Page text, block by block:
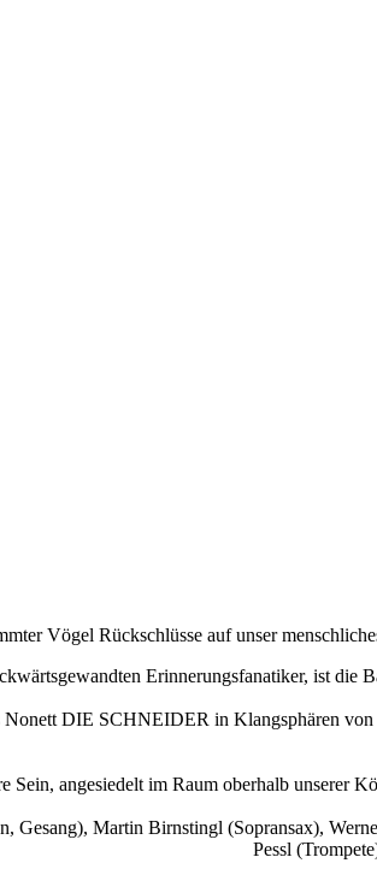
Vögel Rückschlüsse auf unser
Erinnerungsfanatiker, ist
DIE SCHNEIDER in Klangsphären
Sein, angesiedelt im Raum oberhalb unserer
Gesang), Martin Birnstingl (Sopransax),
Pessl